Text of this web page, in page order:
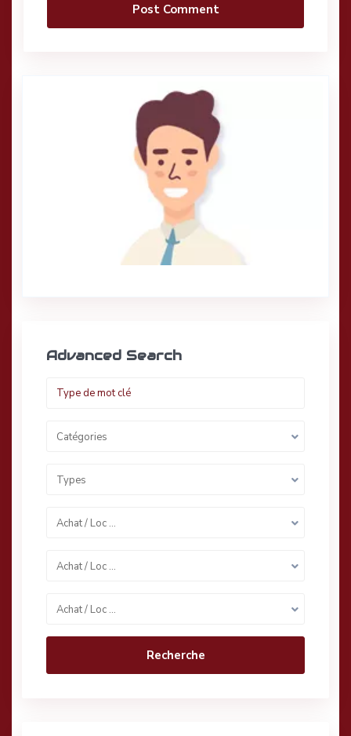
Advanced Search
Catégories
Types
Achat / Loc …
Achat / Loc …
Achat / Loc …
Recherche